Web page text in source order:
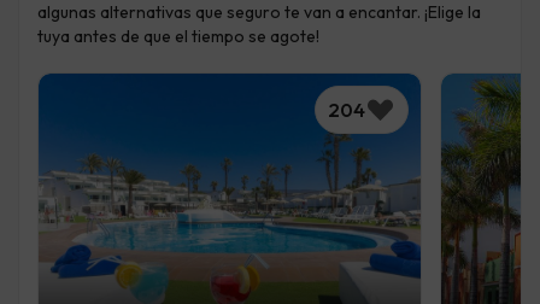
algunas alternativas que seguro te van a encantar. ¡Elige la
tuya antes de que el tiempo se agote!
204